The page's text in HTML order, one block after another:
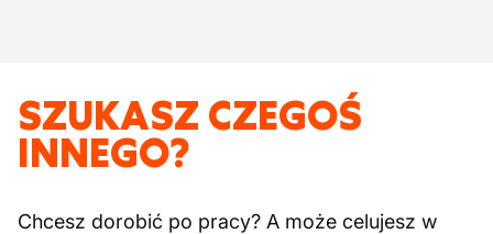
SZUKASZ CZEGOŚ
INNEGO?
Chcesz dorobić po pracy? A może celujesz w